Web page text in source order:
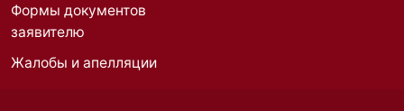
Формы документов
заявителю
Жалобы и апелляции